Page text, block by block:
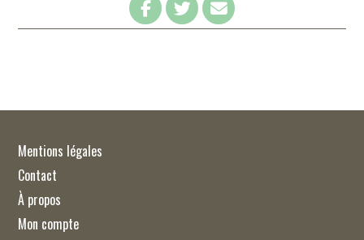
Mentions légales
Contact
À propos
Mon compte